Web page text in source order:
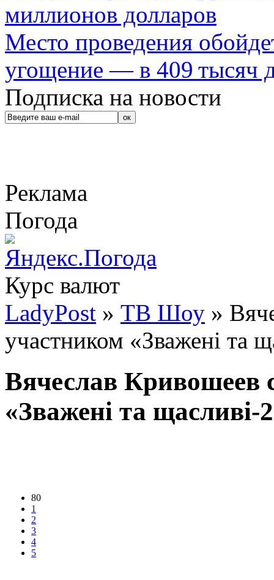
миллионов долларов
Место проведения
угощение — в 409 тысяч
Подписка на новости
Реклама
Погода
Курс валют
LadyPost » ТВ Шоу »
участником «Зважені та
Вячеслав Кривошеев
«Зважені та щасливі-
80
1
2
3
4
5